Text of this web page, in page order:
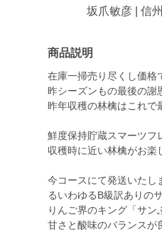
坂爪敏彦 | 信
商品説明
在庫一掃売り尽くし価格
昨シーズンもの最後の謝
昨年収穫の林檎はこれで
鮮度保持貯蔵スマーツフ
収穫時に近い林檎がお楽
今コースにて発送いたし
るいわゆるB級訳ありの
りんご界のキング「サン
甘さと酸味のバランスが